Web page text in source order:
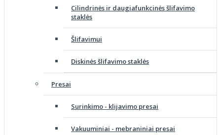
Cilindrinės ir daugiafunkcinės šlifavimo
staklės
Šlifavimui
Diskinės šlifavimo staklės
Presai
Surinkimo - klijavimo presai
Vakuuminiai - mebraniniai presai